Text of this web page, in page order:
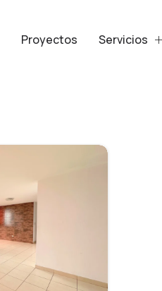
Proyectos Servicios